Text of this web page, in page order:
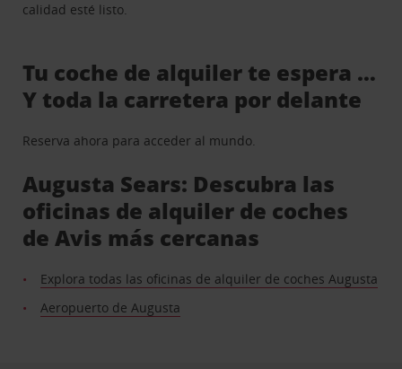
calidad esté listo.
Tu coche de alquiler te espera …
Y toda la carretera por delante
Reserva ahora para acceder al mundo.
Augusta Sears: Descubra las
oficinas de alquiler de coches
de Avis más cercanas
Explora todas las oficinas de alquiler de coches Augusta
Aeropuerto de Augusta